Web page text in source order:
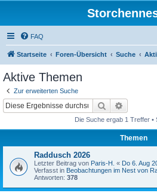
FAQ
Startseite Foren-Übersicht Suche
Aktive Themen
Zur erweiterten Suche
Suche
Die Suche ergab 1 Treffer •
Themen
Raddusch 2026
Letzter Beitrag von Paris-H. « Do 6. Aug
Verfasst in Beobachtungen im Nest von
Antworten: 378